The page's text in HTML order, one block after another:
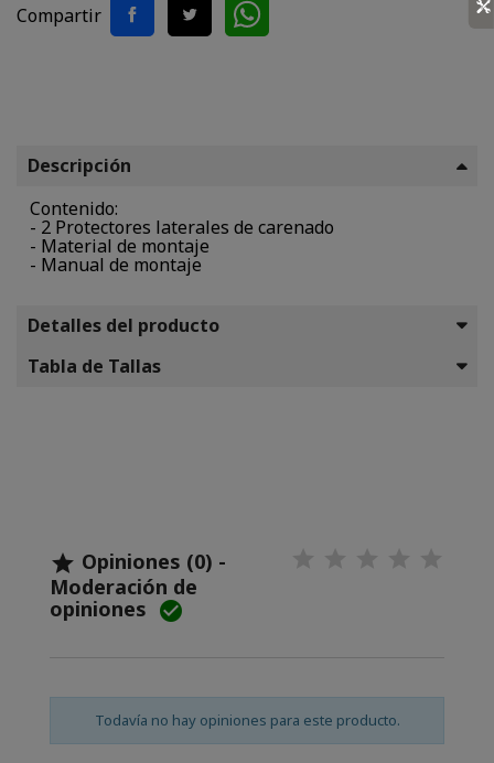
Compartir
Descripción
Contenido:
- 2 Protectores laterales de carenado
- Material de montaje
- Manual de montaje
Detalles del producto
Tabla de Tallas
 Opiniones (0) -
Moderación de
opiniones 
Todavía no hay opiniones para este producto.